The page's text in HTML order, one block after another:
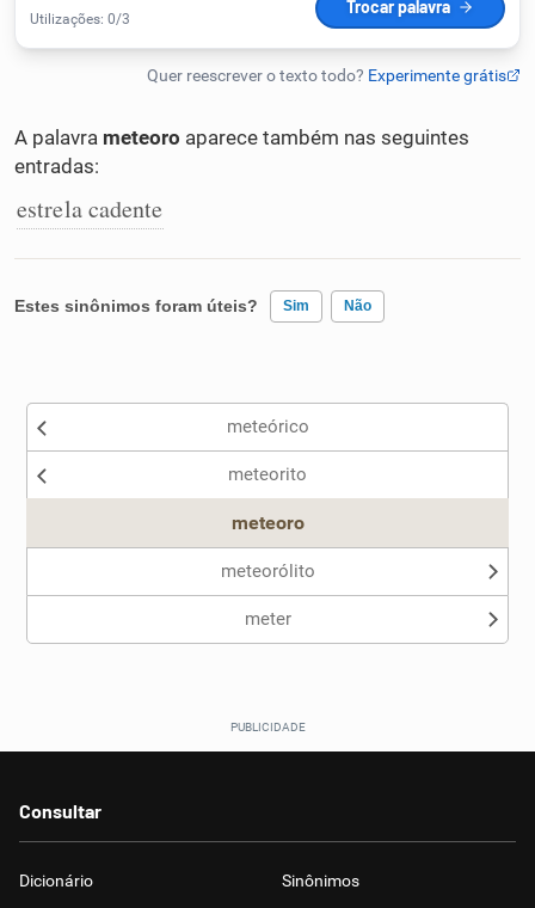
Humanizador de IA
Conexões
Dicionário
A palavra meteoro aparece também nas seguintes
entradas:
estrela cadente
Estes sinônimos foram úteis? Sim Não
Nenhum dos sinônimos apresentados me ajudou
meteórico
meteorito
meteoro
meteorólito
meter
Consultar
Dicionário Sinônimos